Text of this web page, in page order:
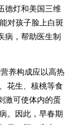
德灯和美国三维
对孩子脸上白斑
病，帮助医生制
养构成应以高热
花生、核桃等食
激可使体内的蛋
。因此，早春期